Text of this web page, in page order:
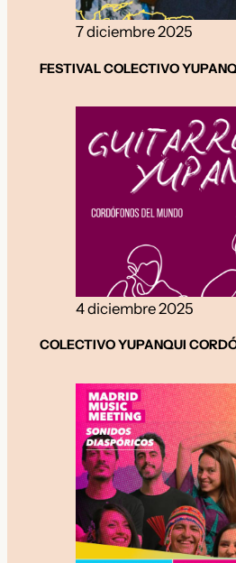
7 diciembre 2025
FESTIVAL COLECTIVO
4 diciembre 2025
COLECTIVO YUPANQUI